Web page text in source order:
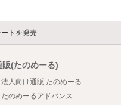
トを発売
販(たのめーる)
法人向け通販 たのめーる
たのめーるアドバンス